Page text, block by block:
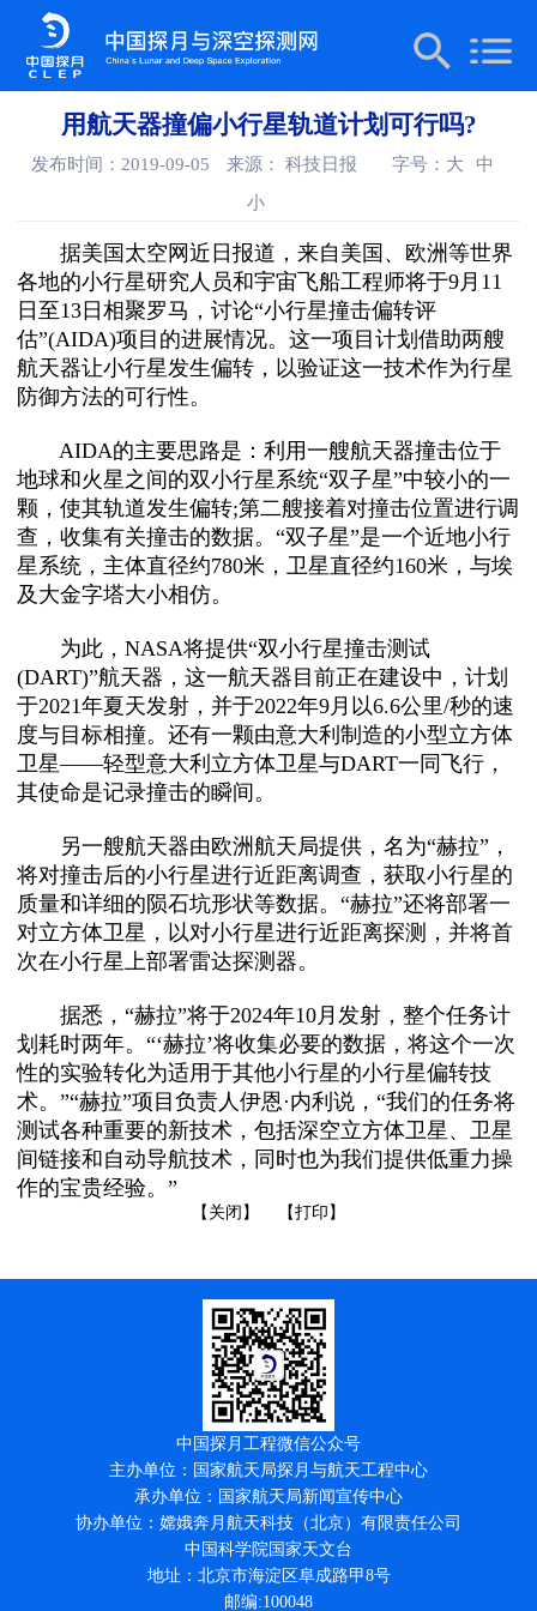
用航天器撞偏小行星轨道计划可行吗?
发布时间：2019-09-05 来源： 科技日报 字号： 大
中
小
据美国太空网近日报道，来自美国、欧洲等世界
各地的小行星研究人员和宇宙飞船工程师将于9月11
日至13日相聚罗马，讨论“小行星撞击偏转评
估”(AIDA)项目的进展情况。这一项目计划借助两艘
航天器让小行星发生偏转，以验证这一技术作为行星
防御方法的可行性。
AIDA的主要思路是：利用一艘航天器撞击位于
地球和火星之间的双小行星系统“双子星”中较小的一
颗，使其轨道发生偏转;第二艘接着对撞击位置进行调
查，收集有关撞击的数据。“双子星”是一个近地小行
星系统，主体直径约780米，卫星直径约160米，与埃
及大金字塔大小相仿。
为此，NASA将提供“双小行星撞击测试
(DART)”航天器，这一航天器目前正在建设中，计划
于2021年夏天发射，并于2022年9月以6.6公里/秒的速
度与目标相撞。还有一颗由意大利制造的小型立方体
卫星——轻型意大利立方体卫星与DART一同飞行，
其使命是记录撞击的瞬间。
另一艘航天器由欧洲航天局提供，名为“赫拉”，
将对撞击后的小行星进行近距离调查，获取小行星的
质量和详细的陨石坑形状等数据。“赫拉”还将部署一
对立方体卫星，以对小行星进行近距离探测，并将首
次在小行星上部署雷达探测器。
据悉，“赫拉”将于2024年10月发射，整个任务计
划耗时两年。“‘赫拉’将收集必要的数据，将这个一次
性的实验转化为适用于其他小行星的小行星偏转技
术。”“赫拉”项目负责人伊恩·内利说，“我们的任务将
测试各种重要的新技术，包括深空立方体卫星、卫星
间链接和自动导航技术，同时也为我们提供低重力操
作的宝贵经验。”
【关闭】 【打印】
中国探月工程微信公众号
主办单位：国家航天局探月与航天工程中心
承办单位：国家航天局新闻宣传中心
协办单位：嫦娥奔月航天科技（北京）有限责任公司
中国科学院国家天文台
地址：北京市海淀区阜成路甲8号
邮编:100048